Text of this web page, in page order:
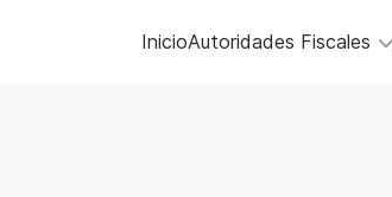
InicioAutoridades Fiscales